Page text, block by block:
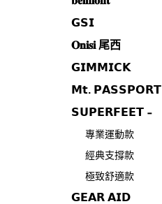
𝗚𝗦𝗜
𝐎𝐧𝐢𝐬𝐢 尾西
𝗚𝗜𝗠𝗠𝗜𝗖𝗞
𝗠𝘁. 𝗣𝗔𝗦𝗦𝗣𝗢𝗥𝗧
𝗦𝗨𝗣𝗘𝗥𝗙𝗘𝗘𝗧
專業運動款
經典支撐款
極致舒適款
𝗚𝗘𝗔𝗥 𝗔𝗜𝗗